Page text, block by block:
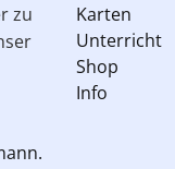
zu
Karten
Unterricht
Shop
Info